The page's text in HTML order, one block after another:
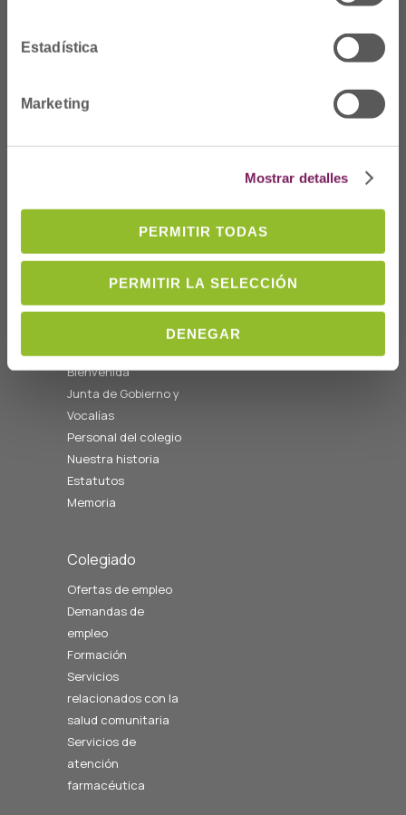
Estadística
Marketing
Mostrar detalles
PERMITIR TODAS
PERMITIR LA SELECCIÓN
DENEGAR
Dónde Estamos
Telf: 943 42 91 14
cofgipuzkoa@cofgipuzkoa.eus
Quiénes somos
Bienvenida
Junta de Gobierno y
Vocalías
Personal del colegio
Nuestra historia
Estatutos
Memoria
Colegiado
Ofertas de empleo
Demandas de
empleo
Formación
Servicios
relacionados con la
salud comunitaria
Servicios de
atención
farmacéutica